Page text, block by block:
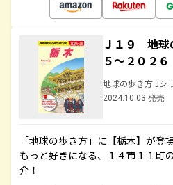
Ｊ１９ 地
５～２０２６
地球の歩き方 Jシ
2024.10.03 発売
「地球の歩き方」に【栃木】が
もっと好きになる、１４市１１町
介！